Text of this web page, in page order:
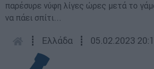
παρέσυρε νύφη λίγες ώρες μετά το
να πάει σπίτι...
┋ Ελλάδα ┋ 05.02.2023